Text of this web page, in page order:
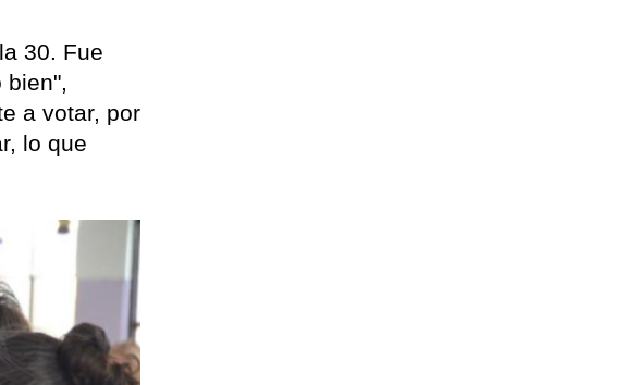
30. Fue
bien",
a votar, por
lo que